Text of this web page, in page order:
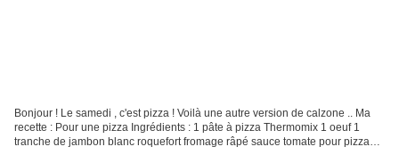
Bonjour ! Le samedi , c'est pizza ! Voilà une autre version de calzone .. Ma
recette : Pour une pizza Ingrédients : 1 pâte à pizza Thermomix 1 oeuf 1
tranche de jambon blanc roquefort fromage râpé sauce tomate pour pizza